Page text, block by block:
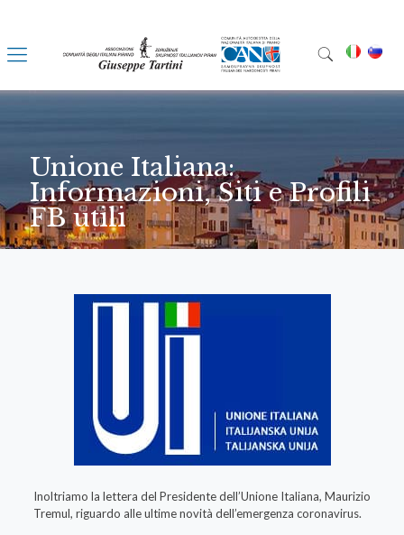
Unione Italiana:
Informazioni, Siti e Profili
FB utili
Inoltriamo la lettera del Presidente dell’Unione Italiana, Maurizio
Tremul, riguardo alle ultime novità dell’emergenza coronavirus.